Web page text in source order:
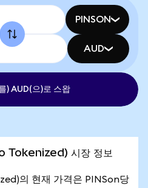
PINSON
AUD
) AUD(으)로 스왑
시장 정보
의 현재 가격은 PINSon당